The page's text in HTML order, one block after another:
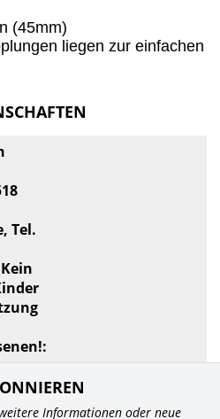
(45mm)
liegen zur einfachen
, Tel.
Informationen oder neue